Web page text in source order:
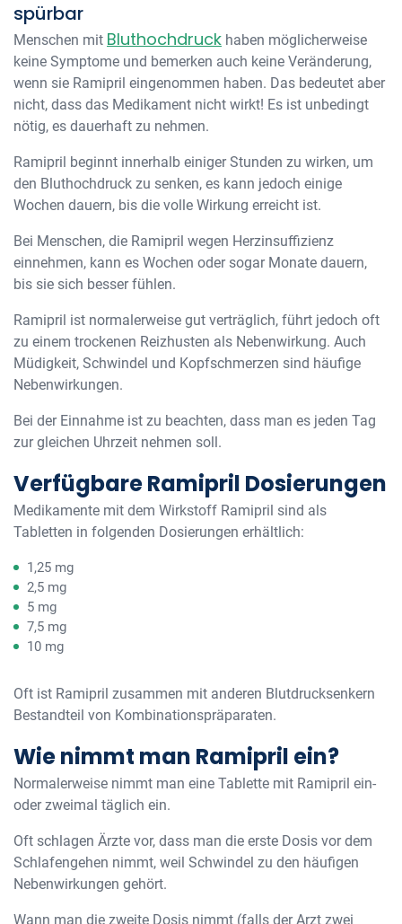
spürbar
Menschen mit Bluthochdruck haben möglicherweise
keine Symptome und bemerken auch keine Veränderung,
wenn sie Ramipril eingenommen haben. Das bedeutet aber
nicht, dass das Medikament nicht wirkt! Es ist unbedingt
nötig, es dauerhaft zu nehmen.
Ramipril beginnt innerhalb einiger Stunden zu wirken, um
den Bluthochdruck zu senken, es kann jedoch einige
Wochen dauern, bis die volle Wirkung erreicht ist.
Bei Menschen, die Ramipril wegen Herzinsuffizienz
einnehmen, kann es Wochen oder sogar Monate dauern,
bis sie sich besser fühlen.
Ramipril ist normalerweise gut verträglich, führt jedoch oft
zu einem trockenen Reizhusten als Nebenwirkung. Auch
Müdigkeit, Schwindel und Kopfschmerzen sind häufige
Nebenwirkungen.
Bei der Einnahme ist zu beachten, dass man es jeden Tag
zur gleichen Uhrzeit nehmen soll.
Verfügbare Ramipril Dosierungen
Medikamente mit dem Wirkstoff Ramipril sind als
Tabletten in folgenden Dosierungen erhältlich:
1,25 mg
2,5 mg
5 mg
7,5 mg
10 mg
Oft ist Ramipril zusammen mit anderen Blutdrucksenkern
Bestandteil von Kombinationspräparaten.
Wie nimmt man Ramipril ein?
Normalerweise nimmt man eine Tablette mit Ramipril ein-
oder zweimal täglich ein.
Oft schlagen Ärzte vor, dass man die erste Dosis vor dem
Schlafengehen nimmt, weil Schwindel zu den häufigen
Nebenwirkungen gehört.
Wann man die zweite Dosis nimmt (falls der Arzt zwei